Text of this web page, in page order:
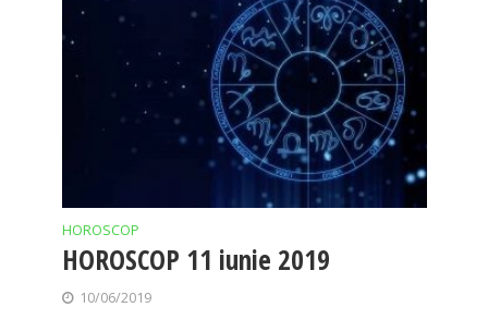
HOROSCOP
HOROSCOP 11 iunie 2019
10/06/2019